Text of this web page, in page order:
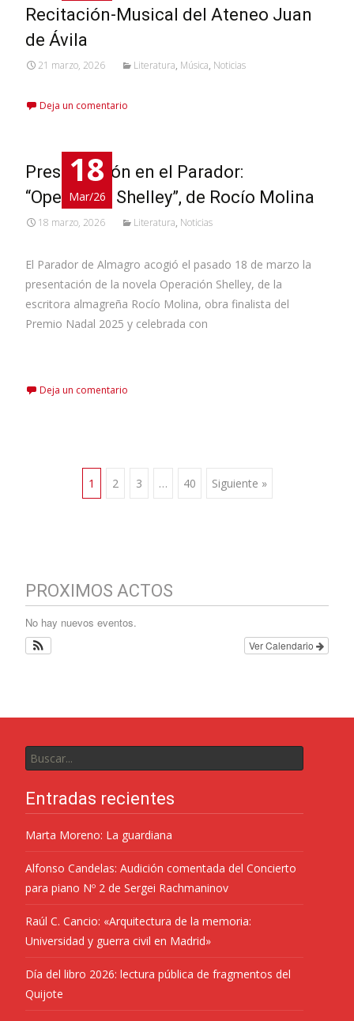
Recitación-Musical del Ateneo Juan
de Ávila
21 marzo, 2026 Literatura, Música, Noticias
Deja un comentario
18
Mar/26
Presentación en el Parador:
“Operación Shelley”, de Rocío Molina
18 marzo, 2026 Literatura, Noticias
El Parador de Almagro acogió el pasado 18 de marzo la
presentación de la novela Operación Shelley, de la
escritora almagreña Rocío Molina, obra finalista del
Premio Nadal 2025 y celebrada con
Deja un comentario
1 2 3 … 40 Siguiente »
PROXIMOS ACTOS
No hay nuevos eventos.
Ver Calendario
Entradas recientes
Marta Moreno: La guardiana
Alfonso Candelas: Audición comentada del Concierto
para piano Nº 2 de Sergei Rachmaninov
Raúl C. Cancio: «Arquitectura de la memoria:
Universidad y guerra civil en Madrid»
Día del libro 2026: lectura pública de fragmentos del
Quijote